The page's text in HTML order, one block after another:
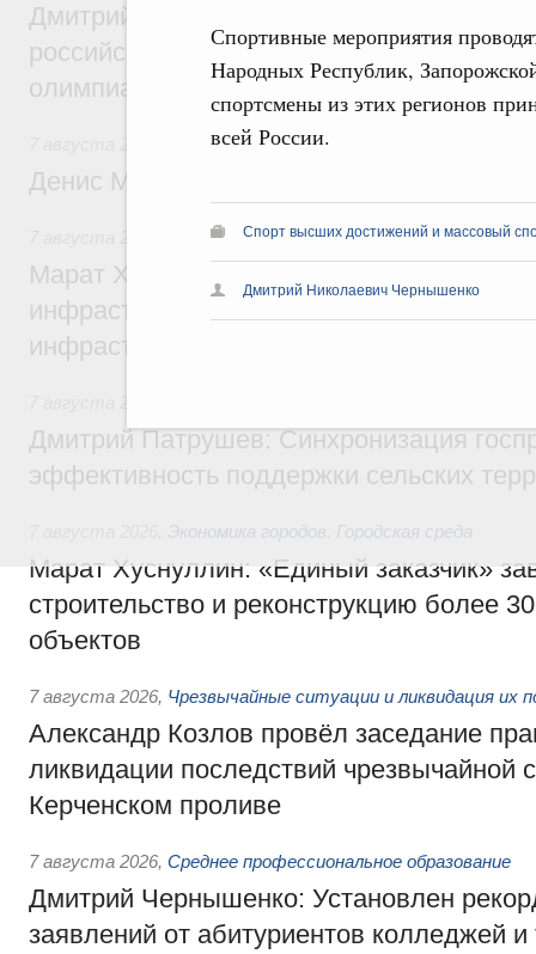
Спортивные мероприятия
Народных Республик,
спортсмены из этих регионов
всей России.
Спорт высших достижений и массовый
Дмитрий Николаевич Чернышенко
Дмитрий Чернышенко и Сергей Кравцов
российскую сборную с победой на
олимпиаде по искусственному
Общие вопросы промышленной политики
Денис Мантуров посетил Ярославскую
Бюджеты субъектов Федерации.
Марат Хуснуллин: 15 объектов
инфраструктуры построили и обновили
инфраструктурным кредитам
Дмитрий Патрушев: Синхронизация
эффективность поддержки сельских
Экономика городов. Городская среда
Марат Хуснуллин: «Единый заказчик»
строительство и реконструкцию более
объектов
7 августа 2026, Чрезвычайные ситуации и ликвидация их
Александр Козлов провёл заседание
ликвидации последствий чрезвычайной
Керченском проливе
7 августа 2026, Среднее профессиональное образование
Дмитрий Чернышенко: Установлен
заявлений от абитуриентов колледжей и